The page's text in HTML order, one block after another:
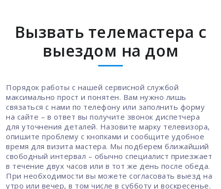
Вызвать телемастера с
выездом на дом
Порядок работы с нашей сервисной службой
максимально прост и понятен. Вам нужно лишь
связаться с нами по телефону или заполнить форму
на сайте – в ответ вы получите звонок диспетчера
для уточнения деталей. Назовите марку телевизора,
опишите проблему с кнопками и сообщите удобное
время для визита мастера. Мы подберем ближайший
свободный интервал – обычно специалист приезжает
в течение двух часов или в тот же день после обеда.
При необходимости вы можете согласовать выезд на
утро или вечер, в том числе в субботу и воскресенье.